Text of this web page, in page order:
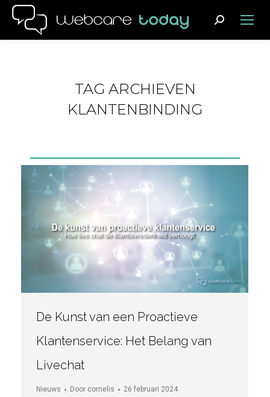
Search:
TAG ARCHIEVEN
KLANTENBINDING
De Kunst van een Proactieve
Klantenservice: Het Belang van
Livechat
Nieuws Door cornelis 26 februari 2024